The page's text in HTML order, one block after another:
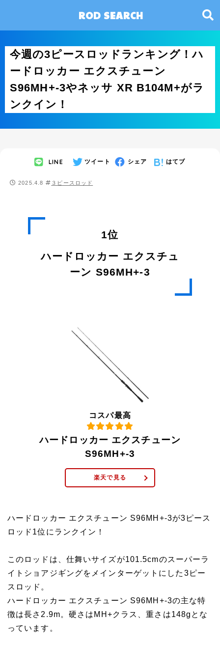
ROD SEARCH
今週の3ピースロッドランキング！ハ
ードロッカー エクスチューン
S96MH+-3やネッサ XR B104M+がラ
ンクイン！
LINE ツイート シェア はてブ
2025.4.8 ３ピースロッド
1位
ハードロッカー エクスチュ
ーン S96MH+-3
コスパ最高
ハードロッカー エクスチューン
S96MH+-3
楽天で見る
ハードロッカー エクスチューン S96MH+-3が3ピース
ロッド1位にランクイン！
このロッドは、仕舞いサイズが101.5cmのスーパーラ
イトショアジギングをメインターゲットにした3ピー
スロッド。
ハードロッカー エクスチューン S96MH+-3の主な特
徴は長さ2.9m。硬さはMH+クラス、重さは148gとな
っています。